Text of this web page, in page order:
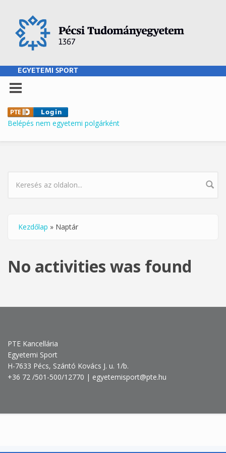
EGYETEMI SPORT
Belépés nem egyetemi polgárként
KERESÉS ŰRLAP
Jelenlegi hely
Kezdőlap » Naptár
No activities was found
PTE Kancellária
Egyetemi Sport
H-7633 Pécs, Szántó Kovács J. u. 1/b.
+36 72 /501-500/12770 | egyetemisport@pte.hu